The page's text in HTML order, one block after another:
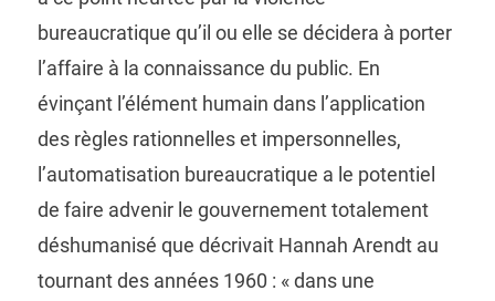
bureaucratique qu’il ou elle se décidera à porter
l’affaire à la connaissance du public. En
évinçant l’élément humain dans l’application
des règles rationnelles et impersonnelles,
l’automatisation bureaucratique a le potentiel
de faire advenir le gouvernement totalement
déshumanisé que décrivait Hannah Arendt au
tournant des années 1960 : « dans une